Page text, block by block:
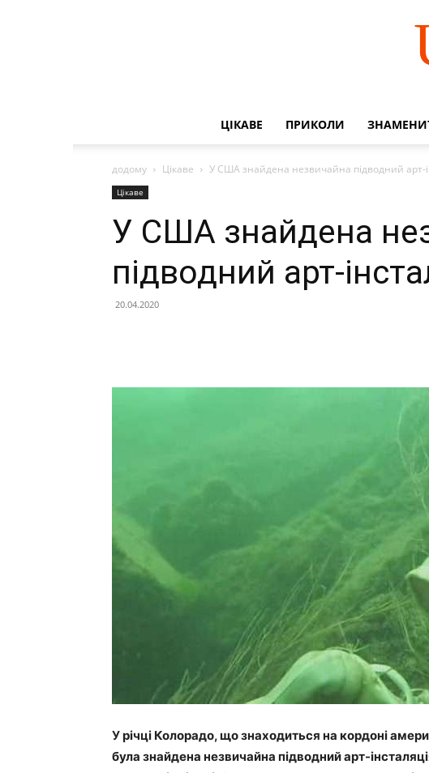
ЦІКАВЕ ПРИКОЛИ
додому Цікаве У США знайдена незвичайна підводний арт-
Цікаве
У США знайдена
підводний арт-
20.04.2020
У річці Колорадо, що знаходиться на кордоні
була знайдена незвичайна підводний арт-